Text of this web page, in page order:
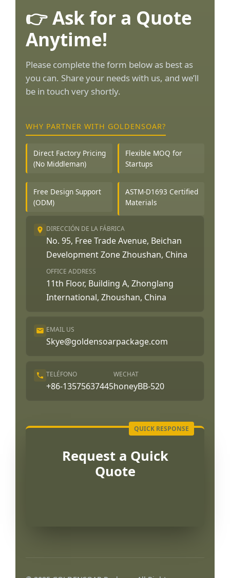
👉 Ask for a Quote
Anytime!
Please complete the form below as best as
you can. Share your needs with us, and we’ll
be in touch very shortly.
WHY PARTNER WITH GOLDENSOAR?
Direct Factory Pricing
(No Middleman)
Flexible MOQ for
Startups
Free Design Support
(ODM)
ASTM-D1693 Certified
Materials
DIRECCIÓN DE LA FÁBRICA
No. 95, Free Trade Avenue, Beichan
Development Zone Zhoushan, China
OFFICE ADDRESS
11th Floor, Building A, Zhonglang
International, Zhoushan, China
EMAIL US
Skye@goldensoarpackage.com
TELÉFONO
+86-13575637445
WECHAT
honeyBB-520
Request a Quick
Quote